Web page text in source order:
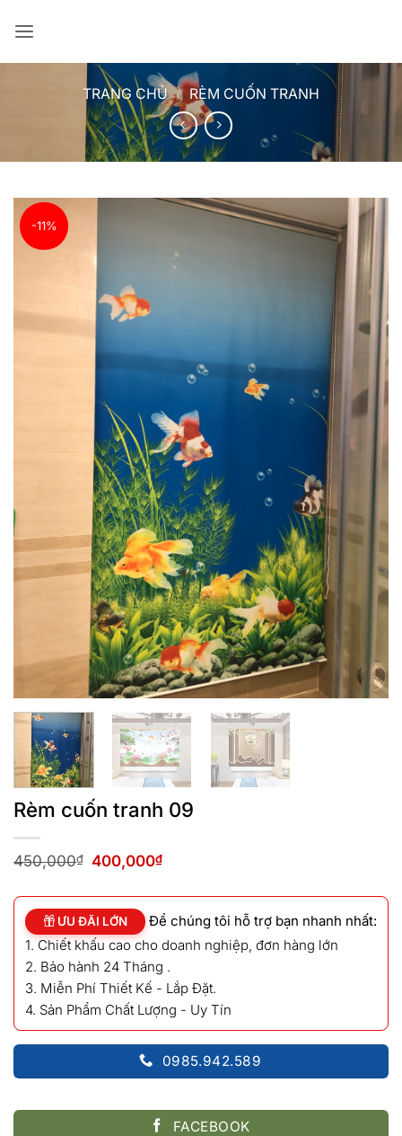
qua
TRANG CHỦ / RÈM CUỐN TRANH
-11%
Rèm cuốn tranh 09
450,000₫ Giá
450,000₫.
400,000₫Giá
400,000₫.
ƯU ĐÃI LỚN
Để chúng tôi hỗ trợ bạn nhanh nhất:
1. Chiết khấu cao cho doanh nghiệp, đơn hàng lớn
2. Bảo hành 24 Tháng .
3. Miễn Phí Thiết Kế - Lắp Đặt.
4. Sản Phẩm Chất Lượng - Uy Tín
0985.942.589
FACEBOOK